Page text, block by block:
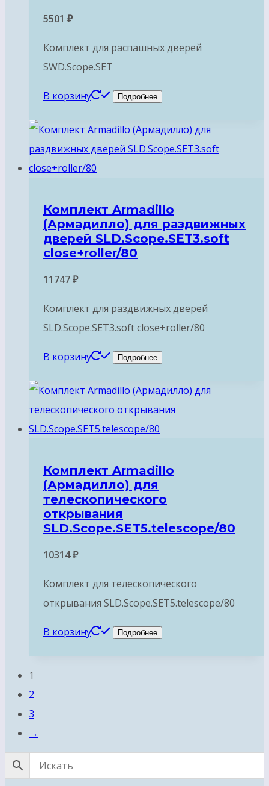
5501 ₽
Комплект для раcпашных дверей
SWD.Scope.SET
В корзину Подробнее
Комплект Armadillo
(Армадилло) для раздвижных
дверей SLD.Scope.SET3.soft
close+roller/80
11747₽
Комплект для раздвижных дверей
SLD.Scope.SET3.soft close+roller/80
В корзину Подробнее
Комплект Armadillo
(Армадилло) для
телескопического
открывания
SLD.Scope.SET5.telescope/80
10314₽
Комплект для телескопического
открывания SLD.Scope.SET5.telescope/80
В корзину Подробнее
1
2
3
→